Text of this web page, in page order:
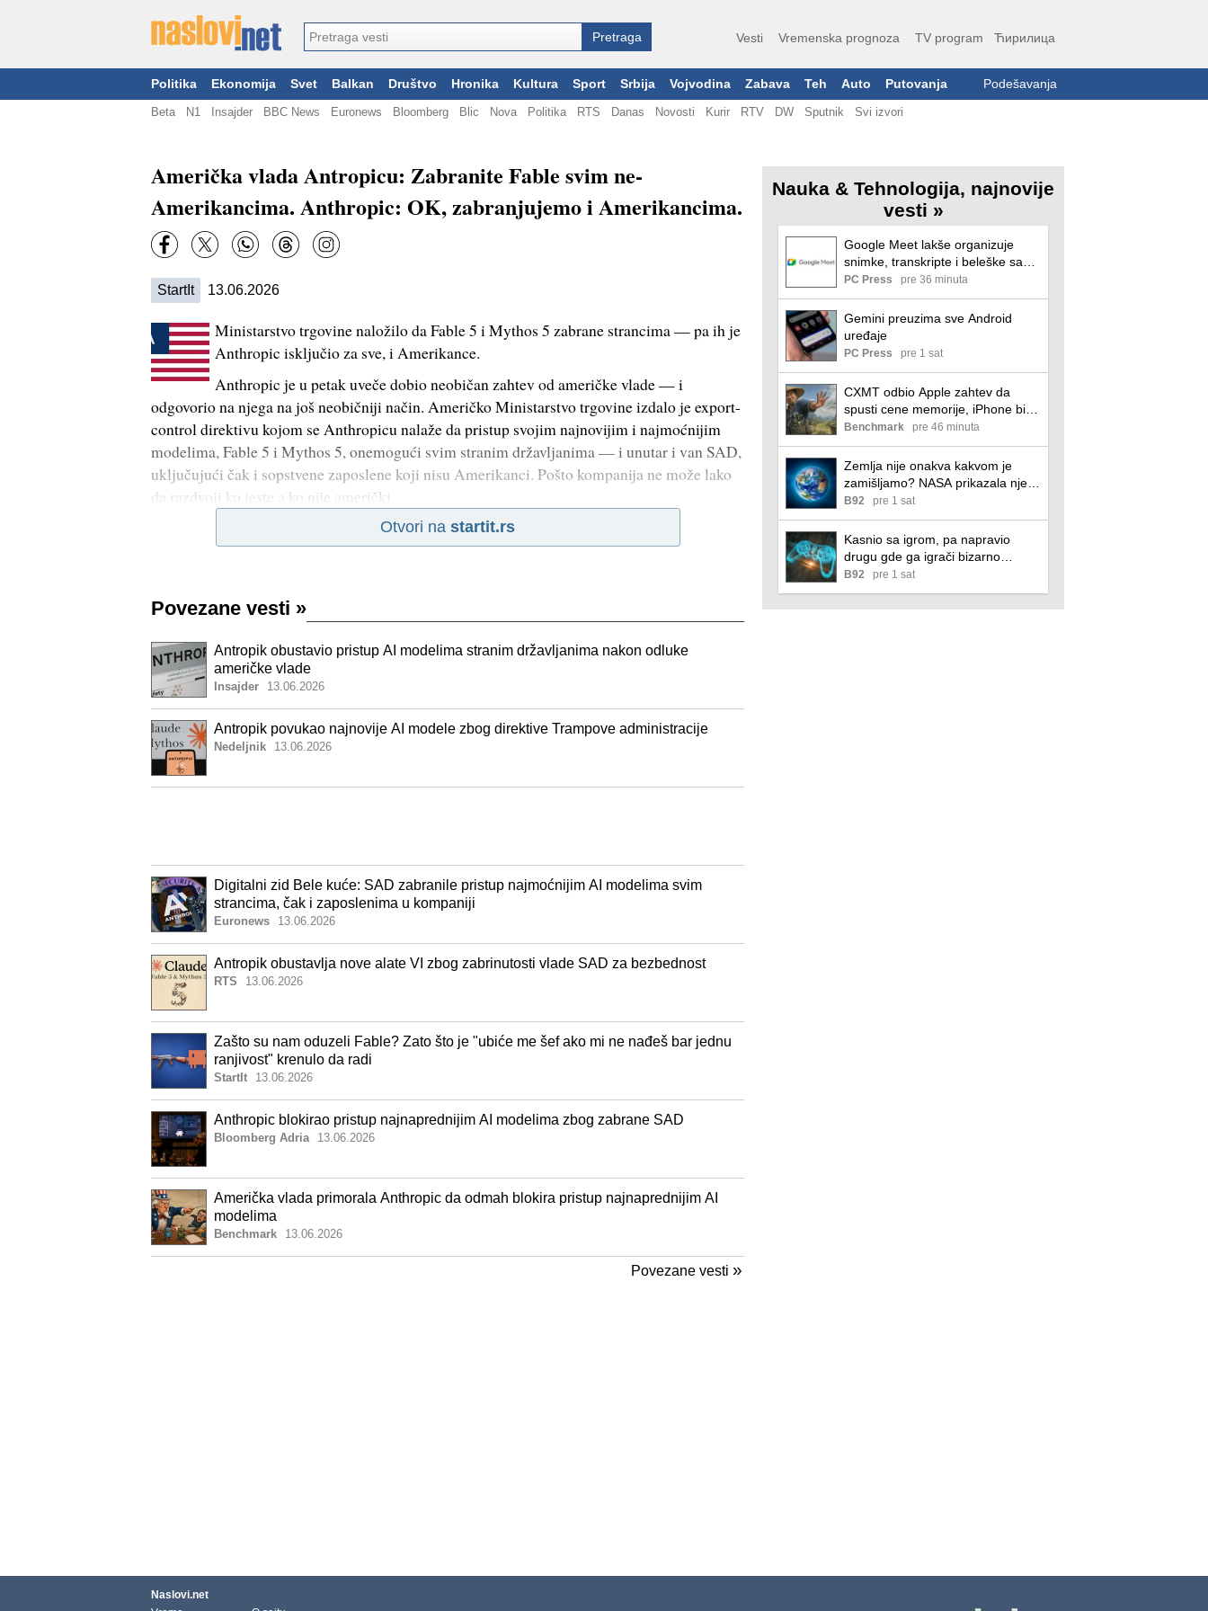
Vesti Vremenska prognoza TV program Ћирилица
Politika Ekonomija Svet Balkan Društvo Hronika Kultura Sport Srbija Vojvodina Zabava Teh Auto Putovanja Podešavanja
Beta N1 Insajder BBC News Euronews Bloomberg Blic Nova Politika RTS Danas Novosti Kurir RTV DW Sputnik Svi izvori
Američka vlada Antropicu: Zabranite Fable svim ne-
Amerikancima. Anthropic: OK, zabranjujemo i Amerikancima.
StartIt 13.06.2026
Ministarstvo trgovine naložilo da Fable 5 i Mythos 5 zabrane strancima — pa ih je
Anthropic isključio za sve, i Amerikance.
Anthropic je u petak uveče dobio neobičan zahtev od američke vlade — i
odgovorio na njega na još neobičniji način. Američko Ministarstvo trgovine izdalo je export-
control direktivu kojom se Anthropicu nalaže da pristup svojim najnovijim i najmoćnijim
modelima, Fable 5 i Mythos 5, onemogući svim stranim državljanima — i unutar i van SAD,
uključujući čak i sopstvene zaposlene koji nisu Amerikanci. Pošto kompanija ne može lako
da razdvoji ko jeste a ko nije američki
Otvori na startit.rs
Povezane vesti »
Antropik obustavio pristup AI modelima stranim državljanima nakon odluke
američke vlade
Insajder 13.06.2026
Antropik povukao najnovije AI modele zbog direktive Trampove administracije
Nedeljnik 13.06.2026
Digitalni zid Bele kuće: SAD zabranile pristup najmoćnijim AI modelima svim
strancima, čak i zaposlenima u kompaniji
Euronews 13.06.2026
Antropik obustavlja nove alate VI zbog zabrinutosti vlade SAD za bezbednost
RTS 13.06.2026
Zašto su nam oduzeli Fable? Zato što je "ubiće me šef ako mi ne nađeš bar jednu
ranjivost" krenulo da radi
StartIt 13.06.2026
Anthropic blokirao pristup najnaprednijim AI modelima zbog zabrane SAD
Bloomberg Adria 13.06.2026
Američka vlada primorala Anthropic da odmah blokira pristup najnaprednijim AI
modelima
Benchmark 13.06.2026
Povezane vesti »
Nauka & Tehnologija, najnovije
vesti »
Google Meet lakše organizuje
snimke, transkripte i beleške sa
sastanaka
PC Press pre 36 minuta
Gemini preuzima sve Android
uređaje
PC Press pre 1 sat
CXMT odbio Apple zahtev da
spusti cene memorije, iPhone bi
mogao dodatno da poskupi
Benchmark pre 46 minuta
Zemlja nije onakva kakvom je
zamišljamo? NASA prikazala njen
pravi oblik VIDEO
B92 pre 1 sat
Kasnio sa igrom, pa napravio
drugu gde ga igrači bizarno
kažnjavaju VIDEO
B92 pre 1 sat
Naslovi.net